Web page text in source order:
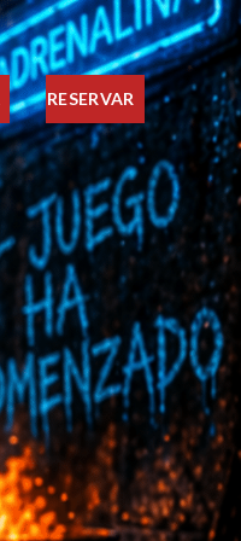
RESERVAR